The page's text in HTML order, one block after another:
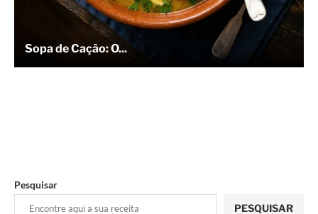
Sopa de Cação: O...
Pesquisar
PESQUISAR